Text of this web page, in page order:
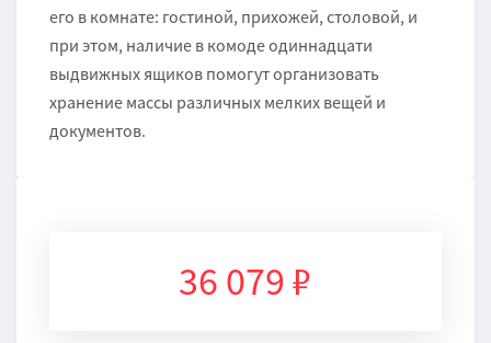
его в комнате: гостиной, прихожей, столовой, и
при этом, наличие в комоде одиннадцати
выдвижных ящиков помогут организовать
хранение массы различных мелких вещей и
документов.
36 079 ₽